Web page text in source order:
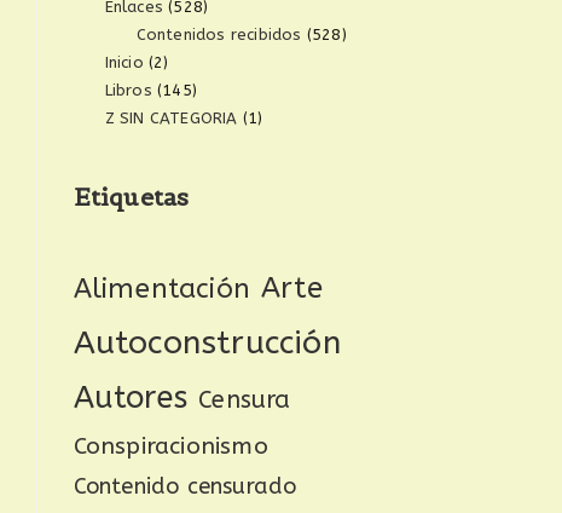
Enlaces (528)
Contenidos recibidos (528)
Inicio (2)
Libros (145)
Z SIN CATEGORIA (1)
Etiquetas
Alimentación Arte
Autoconstrucción
Autores Censura
Conspiracionismo
Contenido censurado